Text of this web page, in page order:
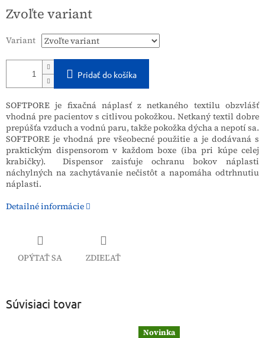
cena:
Zvoľte variant
Variant
Pridať do košíka
SOFTPORE je fixačná náplasť z netkaného textilu obzvlášť
vhodná pre pacientov s citlivou pokožkou. Netkaný textil dobre
prepúšťa vzduch a vodnú paru, takže pokožka dýcha a nepotí sa.
SOFTPORE je vhodná pre všeobecné použitie a je dodávaná s
praktickým dispensorom v každom boxe (iba pri kúpe celej
krabičky). Dispensor zaisťuje ochranu bokov náplasti
náchylných na zachytávanie nečistôt a napomáha odtrhnutiu
náplasti.
Detailné informácie
OPÝTAŤ SA ZDIEĽAŤ
Súvisiaci tovar
Novinka